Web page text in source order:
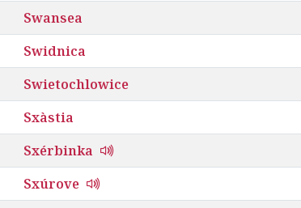
Swansea
Swidnica
Swietochlowice
Sxàstia
Sxérbinka
Sxúrove